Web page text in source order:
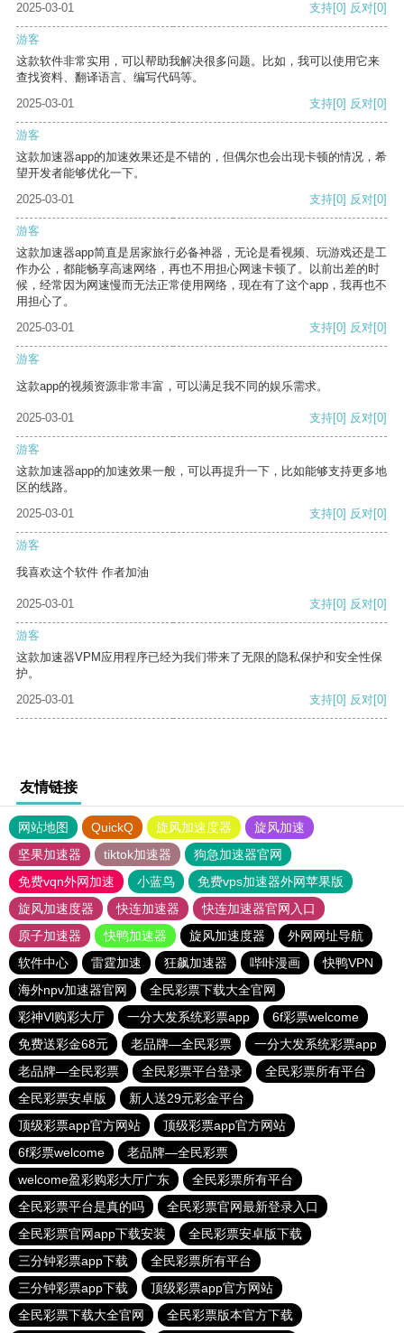
2025-03-01 支持[0] 反对[0]
游客
这款软件非常实用，可以帮助我解决很多问题。比如，我可以使用它来
查找资料、翻译语言、编写代码等。
2025-03-01
支持[0] 反对[0]
游客
这款加速器app的加速效果还是不错的，但偶尔也会出现卡顿的情况，希
望开发者能够优化一下。
2025-03-01
支持[0] 反对[0]
游客
这款加速器app简直是居家旅行必备神器，无论是看视频、玩游戏还是工
作办公，都能畅享高速网络，再也不用担心网速卡顿了。以前出差的时
候，经常因为网速慢而无法正常使用网络，现在有了这个app，我再也不
用担心了。
2025-03-01
支持[0] 反对[0]
游客
这款app的视频资源非常丰富，可以满足我不同的娱乐需求。
2025-03-01 支持[0] 反对[0]
游客
这款加速器app的加速效果一般，可以再提升一下，比如能够支持更多地
区的线路。
2025-03-01
支持[0] 反对[0]
游客
我喜欢这个软件 作者加油
2025-03-01 支持[0] 反对[0]
游客
这款加速器VPM应用程序已经为我们带来了无限的隐私保护和安全性保
护。
2025-03-01
支持[0] 反对[0]
友情链接
网站地图 QuickQ 旋风加速度器
旋风加速
坚果加速器
tiktok加速器
狗急加速器官网
免费vqn外网加速
小蓝鸟
免费vps加速器外网苹果版
旋风加速度器
快连加速器
快连加速器官网入口
原子加速器
快鸭加速器 旋风加速度器
外网网址导航
软件中心
雷霆加速 狂飙加速器 哔咔漫画
快鸭VPN
海外npv加速器官网
全民彩票下载大全官网
彩神Vl购彩大厅
一分大发系统彩票app
6f彩票welcome
免费送彩金68元
老品牌—全民彩票
一分大发系统彩票app
老品牌—全民彩票
全民彩票平台登录
全民彩票所有平台
全民彩票安卓版
新人送29元彩金平台
顶级彩票app官方网站
顶级彩票app官方网站
6f彩票welcome
老品牌—全民彩票
welcome盈彩购彩大厅广东
全民彩票所有平台
全民彩票平台是真的吗
全民彩票官网最新登录入口
全民彩票官网app下载安装
全民彩票安卓版下载
三分钟彩票app下载
全民彩票所有平台
三分钟彩票app下载
顶级彩票app官方网站
全民彩票下载大全官网
全民彩票版本官方下载